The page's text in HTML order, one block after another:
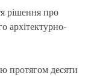
рішення про
архітектурно-
протягом десяти